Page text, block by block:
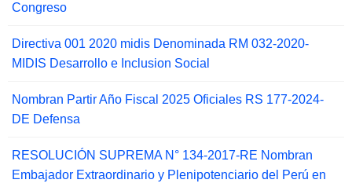
Congreso
Directiva 001 2020 midis Denominada RM 032-2020-
MIDIS Desarrollo e Inclusion Social
Nombran Partir Año Fiscal 2025 Oficiales RS 177-2024-
DE Defensa
RESOLUCIÓN SUPREMA N° 134-2017-RE Nombran
Embajador Extraordinario y Plenipotenciario del Perú en